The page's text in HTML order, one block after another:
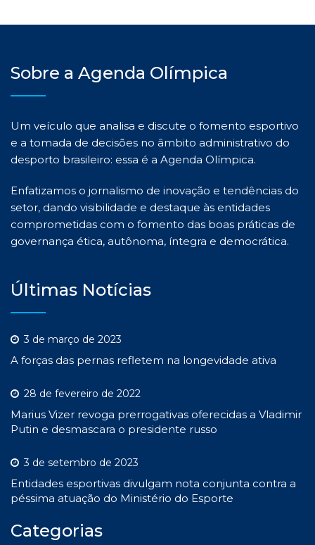
Sobre a Agenda Olímpica
Um veículo que analisa e discute o fomento esportivo
e a tomada de decisões no âmbito administrativo do
desporto brasileiro: essa é a Agenda Olímpica.
Enfatizamos o jornalismo de inovação e tendências do
setor, dando visibilidade e destaque às entidades
comprometidas com o fomento das boas práticas de
governança ética, autônoma, íntegra e democrática.
Últimas Notícias
3 de março de 2023
A forças das pernas refletem na longevidade ativa
28 de fevereiro de 2022
Marius Vizer revoga prerrogativas oferecidas a Vladimir
Putin e desmascara o presidente russo
3 de setembro de 2023
Entidades esportivas divulgam nota conjunta contra a
péssima atuação do Ministério do Esporte
Categorias